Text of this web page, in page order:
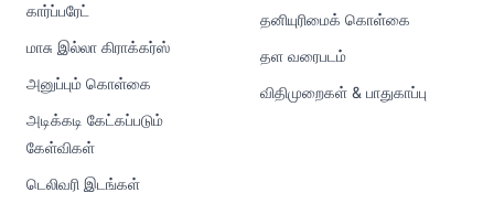
கார்ப்பரேட்
மாசு இல்லா கிராக்கர்ஸ்
அனுப்பும் கொள்கை
அடிக்கடி கேட்கப்படும்
கேள்விகள்
டெலிவரி இடங்கள்
தனியுரிமைக் கொள்கை
தள வரைபடம்
விதிமுறைகள் & பாதுகாப்பு